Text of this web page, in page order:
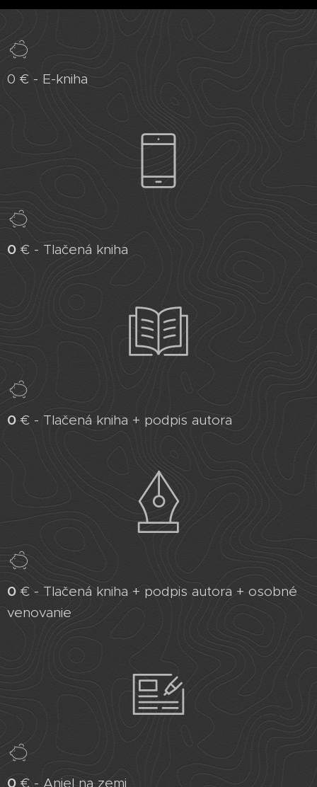
0 € - E-kniha
0 € - Tlačená kniha
0 € - Tlačená kniha + podpis autora
0 € - Tlačená kniha + podpis autora + osobné
venovanie
0 € - Anjel na zemi